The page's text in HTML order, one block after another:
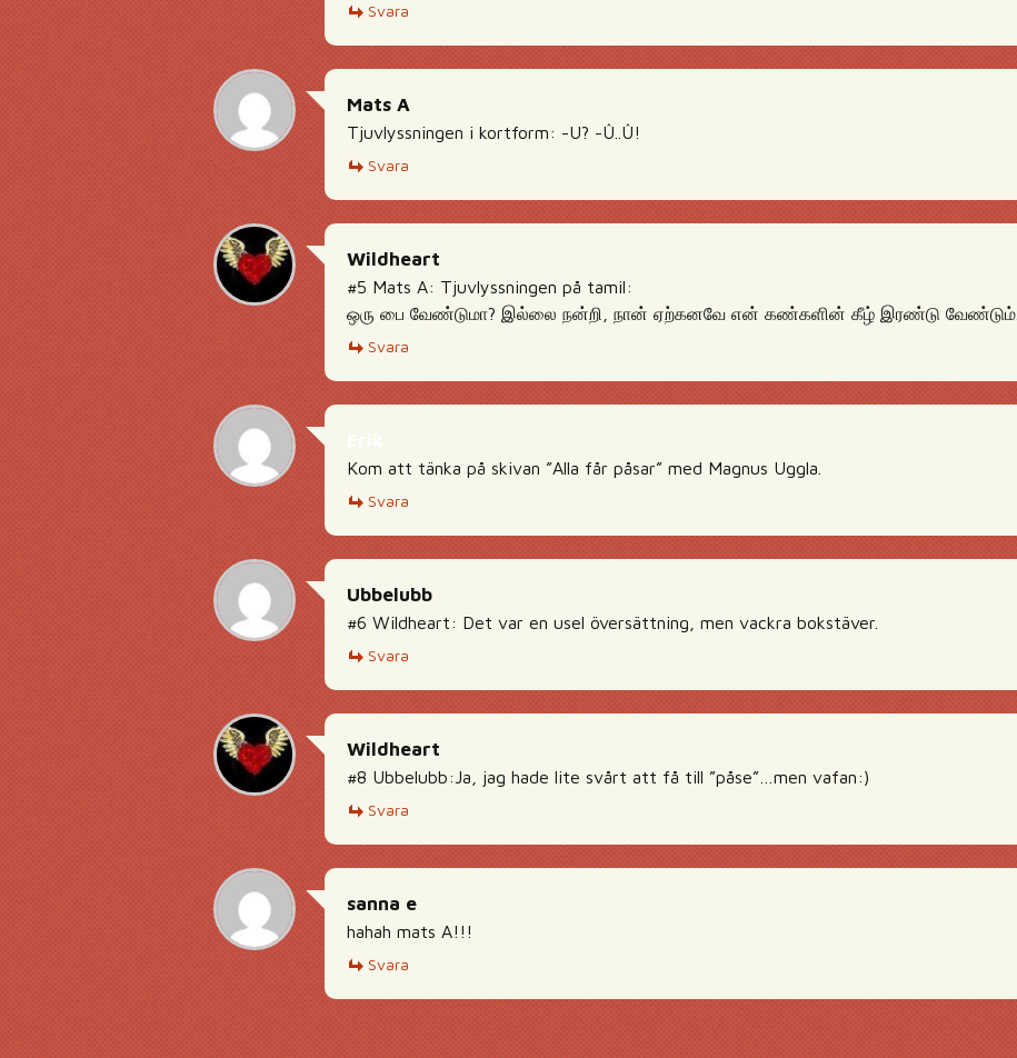
Svara
Mats A
Tjuvlyssningen i kortform: -U? -Û..Û!
Svara
Wildheart
#5 Mats A: Tjuvlyssningen på tamil:
ஒரு பை வேண்டுமா? இல்லை நன்றி, நான் ஏற்கனவே என் கண்களின் கீழ் இரண்டு வேண்டும்.
Svara
Kom att tänka på skivan ”Alla får påsar” med Magnus Uggla.
Svara
Ubbelubb
#6 Wildheart: Det var en usel översättning, men vackra bokstäver.
Svara
Wildheart
#8 Ubbelubb:Ja, jag hade lite svårt att få till ”påse”…men vafan:)
Svara
sanna e
hahah mats A!!!
Svara